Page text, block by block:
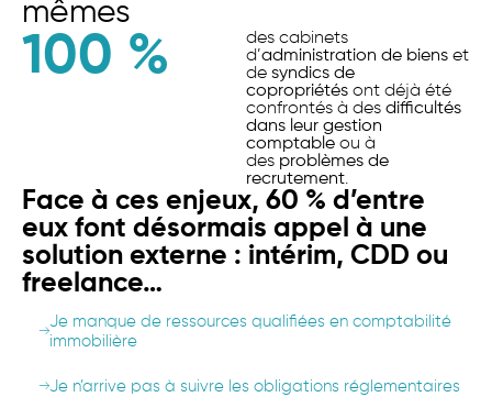
mêmes
100 %
des cabinets
d’administration de biens et
de syndics de
copropriétés ont déjà été
confrontés à des difficultés
dans leur gestion
comptable ou à
des problèmes de
recrutement.
Face à ces enjeux, 60 % d’entre
eux font désormais appel à une
solution externe : intérim, CDD ou
freelance…
Je manque de ressources qualifiées en comptabilité
immobilière
Je n’arrive pas à suivre les obligations réglementaires